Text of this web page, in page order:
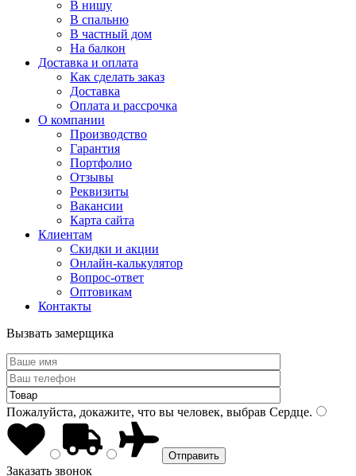
В нишу
В спальню
В частный дом
На балкон
Доставка и оплата
Как сделать заказ
Доставка
Оплата и рассрочка
О компании
Производство
Гарантия
Портфолио
Отзывы
Реквизиты
Вакансии
Карта сайта
Клиентам
Скидки и акции
Онлайн-калькулятор
Вопрос-ответ
Оптовикам
Контакты
Вызвать замерщика
Пожалуйста, докажите, что вы человек, выбрав Сердце.
Заказать звонок